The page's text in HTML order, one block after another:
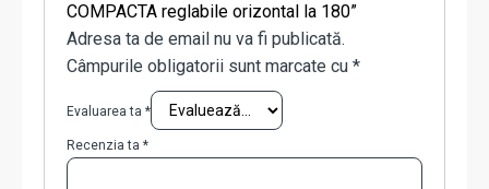
COMPACTA reglabile orizontal la 180”
Adresa ta de email nu va fi publicată.
Câmpurile obligatorii sunt marcate cu *
Evaluarea ta *
Recenzia ta *